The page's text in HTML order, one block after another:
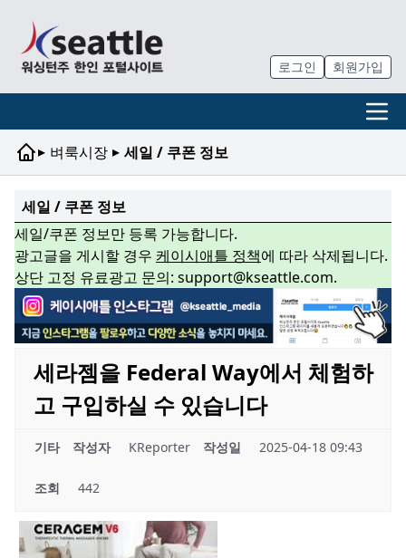
로그인 회원가입
▸ 벼룩시장 ▸ 세일 / 쿠폰 정보
세일 / 쿠폰 정보
세일/쿠폰 정보만 등록 가능합니다.
광고글을 게시할 경우 케이시애틀 정책에 따라 삭제됩니다.
상단 고정 유료광고 문의: support@kseattle.com.
세라젬을 Federal Way에서 체험하
고 구입하실 수 있습니다
기타 작성자 KReporter 작성일 2025-04-18 09:43
조회 442